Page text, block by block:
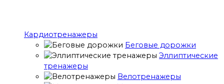
Кардиотренажеры
Беговые дорожки
Эллиптические
тренажеры
Велотренажеры